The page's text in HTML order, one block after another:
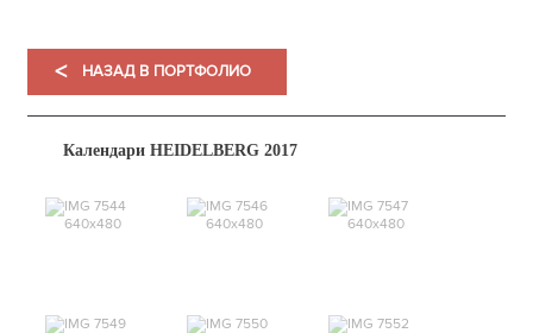
< НАЗАД В ПОРТФОЛИО
Календари HEIDELBERG 2017